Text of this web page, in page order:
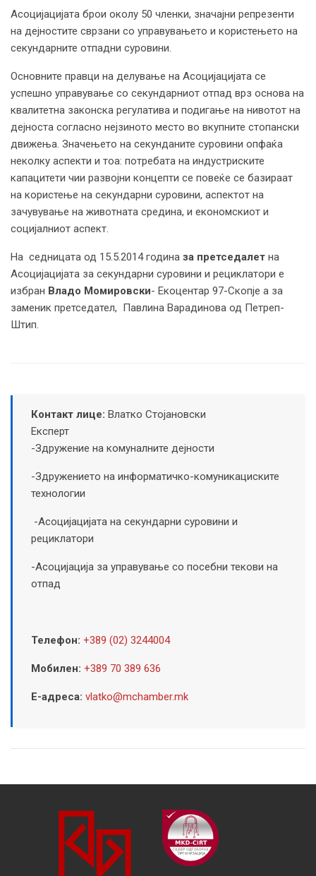
Асоцијацијата брои околу 50 членки, значајни репрезенти
на дејностите сврзани со управувањето и користењето на
секундарните отпадни суровини.
Основните правци на делување на Асоцијацијата се
успешно управување со секундарниот отпад врз основа на
квалитетна законска регулатива и подигање на нивотот на
дејноста согласно нејзиното место во вкупните стопански
движења. Значењето на секунданите суровини опфаќа
неколку аспекти и тоа: потребата на индустриските
капацитети чии развојни концепти се повеќе се базираат
на користење на секундарни суровини, аспектот на
зачувување на животната средина, и економскиот и
социјалниот аспект.
На седницата од 15.5.2014 година за претседалет на
Асоцијацијата за секундарни суровини и рециклатори е
избран Владо Момировски- Екоцентар 97-Скопје а за
заменик претседател, Павлина Варадинова од Петреп-
Штип.
Контакт лице: Влатко Стојановски
Експерт
-Здружение на комуналните дејности
-Здружението на информатичко-комуникациските
технологии
-Асоцијацијата на секундарни суровини и
рециклатори
-Асоцијација за управување со посебни текови на
отпад
Телефон: +389 (02) 3244004
Мобилен: +389 70 389 636
Е-адреса: vlatko@mchamber.mk